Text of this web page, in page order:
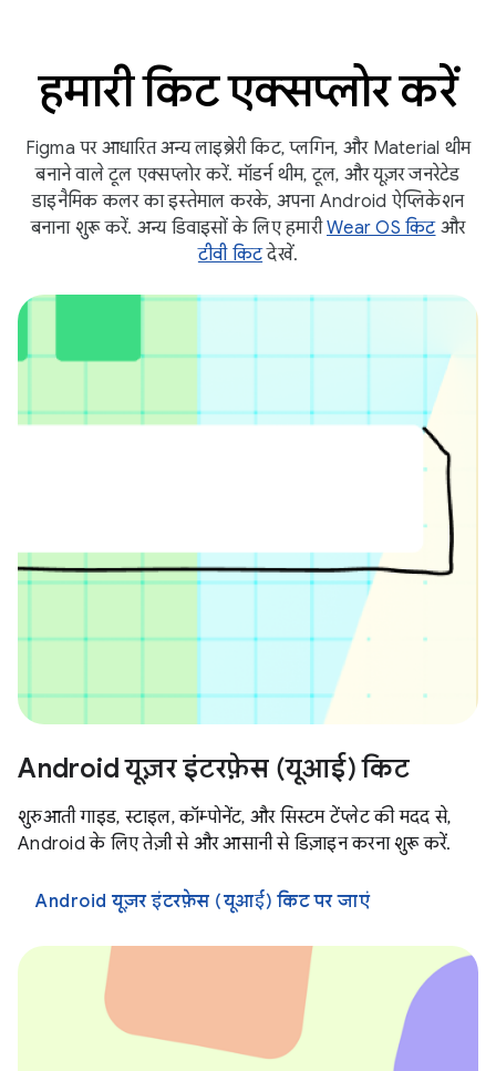
हमारी किट एक्सप्लोर करें
Figma पर आधारित अन्य लाइब्रेरी किट, प्लगिन, और Material थीम
बनाने वाले टूल एक्सप्लोर करें. मॉडर्न थीम, टूल, और यूज़र जनरेटेड
डाइनैमिक कलर का इस्तेमाल करके, अपना Android ऐप्लिकेशन
बनाना शुरू करें. अन्य डिवाइसों के लिए हमारीWear OS किटऔर
टीवी किटदेखें.
Android यूज़र इंटरफ़ेस (यूआई) किट
शुरुआती गाइड, स्टाइल, कॉम्पोनेंट, और सिस्टम टेंप्लेट की मदद से,
Android के लिए तेज़ी से और आसानी से डिज़ाइन करना शुरू करें.
Android यूज़र इंटरफ़ेस (यूआई) किट पर जाएं